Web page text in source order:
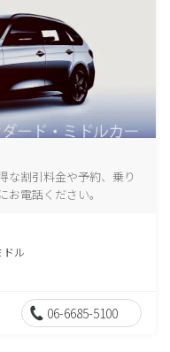
な割引料金や予約、乗り
電話ください。
ドル
06-6685-5100